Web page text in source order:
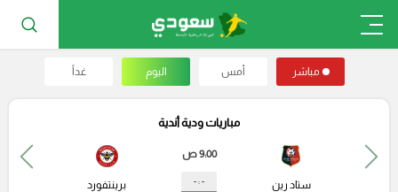
مباشر أمس اليوم غداً
مباريات ودية أندية
ستاد رين
9:00 ص
- : - برينتفورد